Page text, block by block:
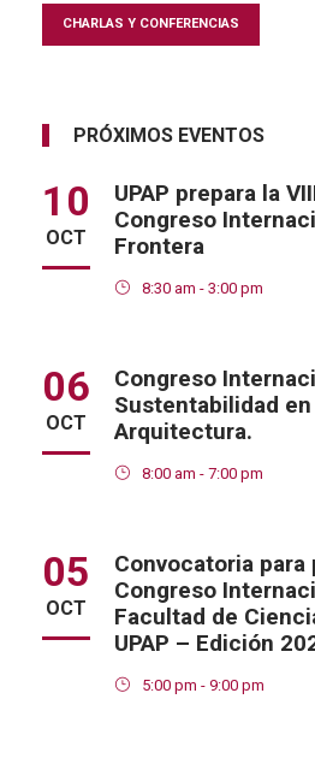
CHARLAS Y CONFERENCIAS
PRÓXIMOS EVENTOS
10
OCT
UPAP prepara la
Congreso
Frontera
8:30 am - 3:00 pm
06
OCT
Congreso
Sustentabilidad
Arquitectura.
8:00 am - 7:00 pm
05
OCT
Convocatoria
Congreso
Facultad de
UPAP – Edición
5:00 pm - 9:00 pm